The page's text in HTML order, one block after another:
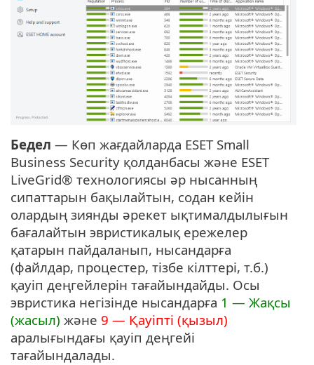
Бедел — Көп жағдайларда ESET Small
Business Security қолданбасы және ESET
LiveGrid® технологиясы әр нысанның
сипаттарын бақылайтын, содан кейін
олардың зиянды әрекет ықтималдылығын
бағалайтын эвристикалық ережелер
қатарын пайдаланып, нысандарға
(файлдар, процестер, тізбе кілттері, т.б.)
қауіп деңгейлерін тағайындайды. Осы
эвристика негізінде нысандарға 1 — Жақсы
(жасыл) және 9 — Қауіпті (қызыл)
аралығындағы қауіп деңгейі
тағайындалады.